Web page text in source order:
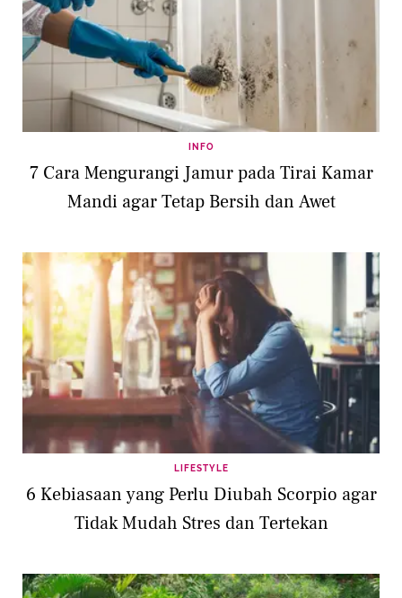
INFO
7 Cara Mengurangi Jamur pada Tirai Kamar
Mandi agar Tetap Bersih dan Awet
LIFESTYLE
6 Kebiasaan yang Perlu Diubah Scorpio agar
Tidak Mudah Stres dan Tertekan